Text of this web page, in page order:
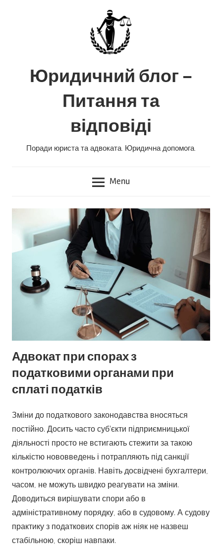
Юридичний блог –
Питання та
відповіді
Поради юриста та адвоката. Юридична допомога.
Menu
Адвокат при спорах з
податковими органами при
сплаті податків
Зміни до податкового законодавства вносяться
постійно. Досить часто суб’єкти підприємницької
діяльності просто не встигають стежити за такою
кількістю нововведень і потрапляють під санкції
контролюючих органів. Навіть досвідчені бухгалтери,
часом, не можуть швидко реагувати на зміни.
Доводиться вирішувати спори або в
адміністративному порядку, або в судовому. А судову
практику з податкових спорів аж ніяк не назвеш
стабільною, скоріш навпаки.